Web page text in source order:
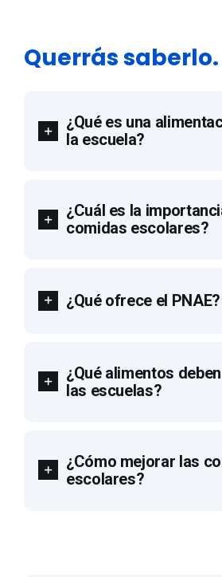
Querrás saberlo.
¿Qué es una
la escuela?
¿Cuál es la
comidas escolares?
¿Qué ofrece el PNAE?
¿Qué alimentos
las escuelas?
¿Cómo mejorar las
escolares?